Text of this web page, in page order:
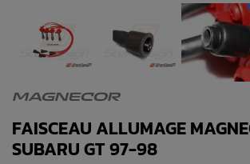
MAGNECOR
FAISCEAU ALLUMAGE
SUBARU GT 97-98